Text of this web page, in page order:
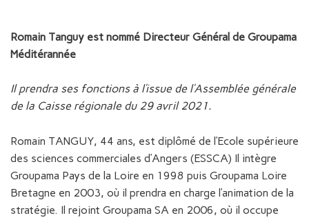
Romain Tanguy est nommé Directeur Général de Groupama
Méditérannée
Il prendra ses fonctions à l’issue de l’Assemblée générale
de la Caisse régionale du 29 avril 2021.
Romain TANGUY, 44 ans, est diplômé de l’Ecole supérieure
des sciences commerciales d’Angers (ESSCA) Il intègre
Groupama Pays de la Loire en 1998 puis Groupama Loire
Bretagne en 2003, où il prendra en charge l’animation de la
stratégie. Il rejoint Groupama SA en 2006, où il occupe